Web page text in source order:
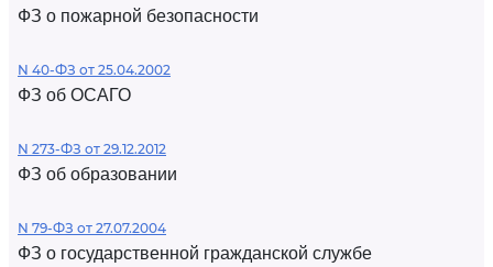
ФЗ о пожарной безопасности
N 40-ФЗ от 25.04.2002
ФЗ об ОСАГО
N 273-ФЗ от 29.12.2012
ФЗ об образовании
N 79-ФЗ от 27.07.2004
ФЗ о государственной гражданской службе